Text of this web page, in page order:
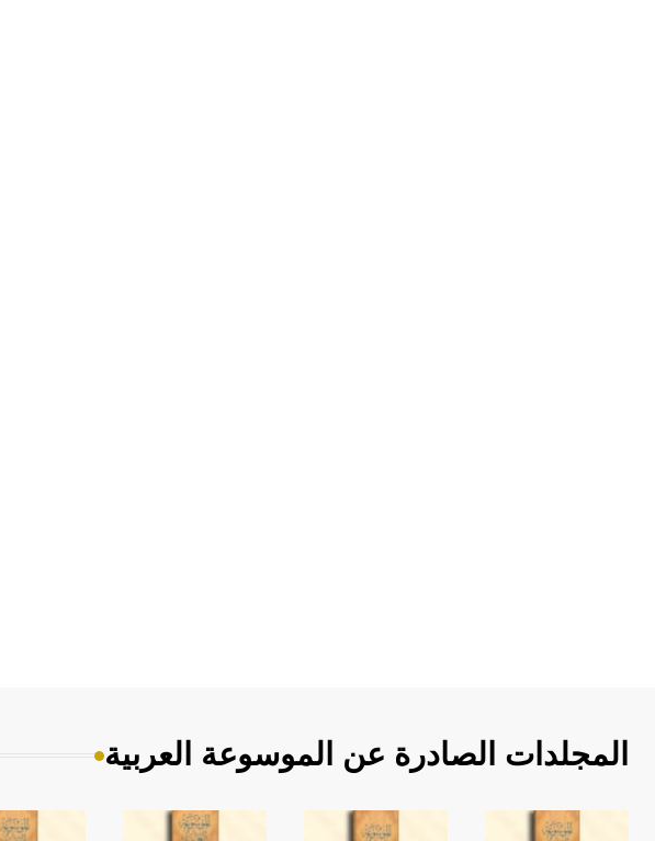
المجلدات الصادرة عن الموسوعة العربية